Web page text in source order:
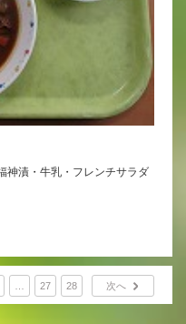
神漬・牛乳・フレンチサラダ
27 28 次へ